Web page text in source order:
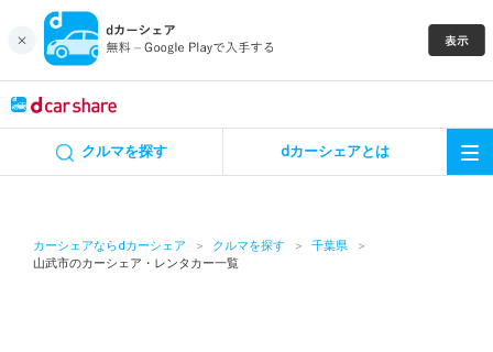
クルマを探す dカーシェアとは
カーシェアならdカーシェア クルマを探す
千葉県
山武市のカーシェア・レンタカー一覧
カーシェア